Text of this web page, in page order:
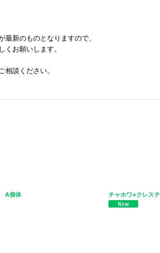
新のものとなりますので、
くお願いします。
相談ください。
A個体 チャホワ×クレス